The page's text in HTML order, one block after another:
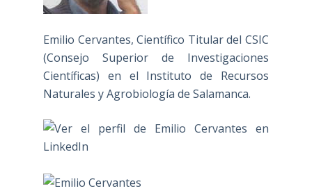
Emilio Cervantes, Científico Titular del CSIC
(Consejo Superior de Investigaciones
Científicas) en el Instituto de Recursos
Naturales y Agrobiología de Salamanca.